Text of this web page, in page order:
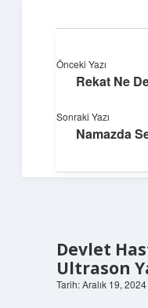
Dijital
Devlet
Ultrason
Tarih: Aralık 19, 2024
Önceki Yazı
Rekat Ne
Sonraki Yazı
Namazda